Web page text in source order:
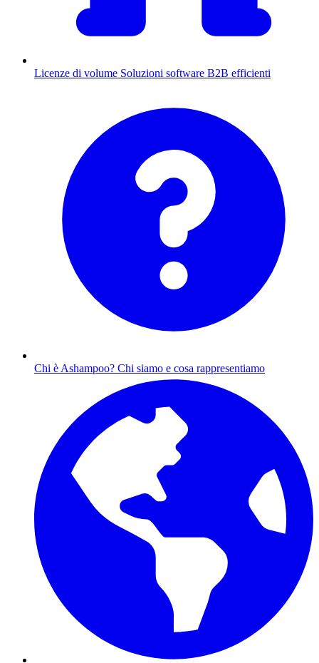
Licenze di volume Soluzioni software B2B efficienti
Chi è Ashampoo? Chi siamo e cosa rappresentiamo